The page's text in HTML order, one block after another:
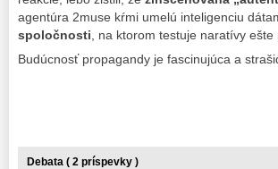
agentúra 2muse kŕmi umelú inteligenciu
spoločnosti , na ktorom testuje naratívy
Budúcnosť propagandy je fascinujúca a
Debata ( 2 príspevky )